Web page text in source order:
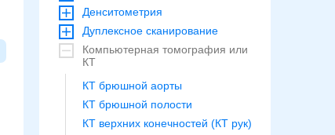
Денситометрия
Дуплексное сканирование
Компьютерная томография или
КТ
КТ брюшной аорты
КТ брюшной полости
КТ верхних конечностей (КТ рук)